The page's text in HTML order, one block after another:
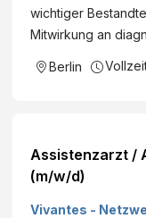
wichtiger
Mitwirkung an
Berlin
Assistenzarzt /
(m/w/d)
Vivantes -